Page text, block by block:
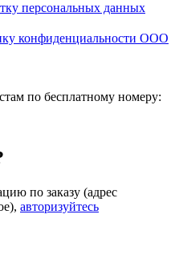
персональных данных
конфиденциальности ООО
по бесплатному номеру:
по заказу (адрес
авторизуйтесь